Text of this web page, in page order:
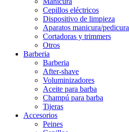
Cepillos eléctricos
Dispositivo de limpieza
Aparatos manicura/pedicura
Cortadoras y trimmers
Otros
Barberia
Barberia
After-shave
Voluminizadores
Aceite para barba
Champú para barba
Tijeras
Accesorios
Peines